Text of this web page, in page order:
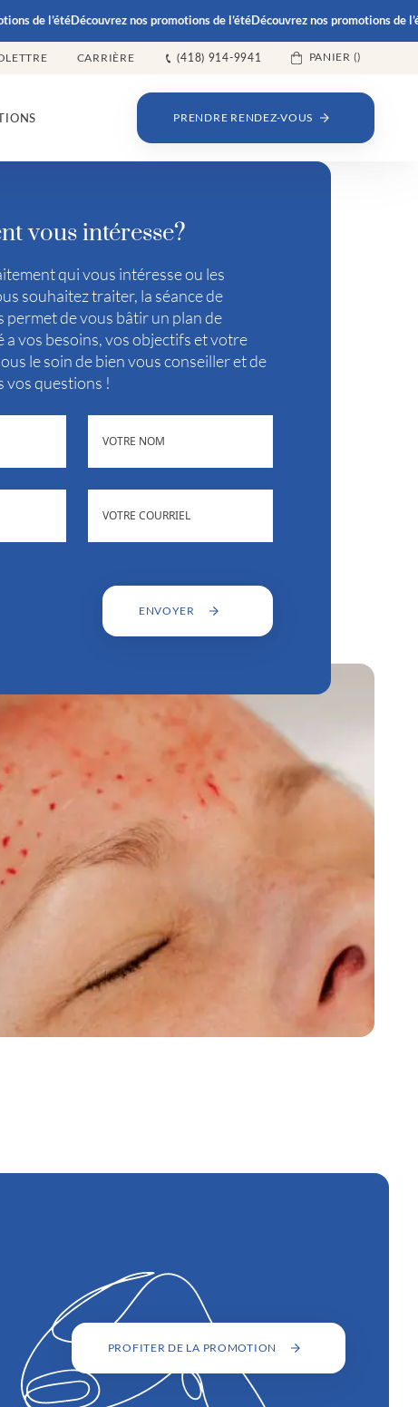
de l’été Découvrez nos promotions de l’été Découvrez nos promotions de l’été
CARRIÈRE (418) 914-9941 PANIER ()
PRENDRE RENDEZ-VOUS
vous intéresse?
qui vous intéresse ou les
souhaitez traiter, la séance de
de vous bâtir un plan de
vos besoins, vos objectifs et votre
le soin de bien vous conseiller et de
vos questions !
COURRIEL(NÉCESSAIRE)
ENVOYER
PROFITER DE LA PROMOTION